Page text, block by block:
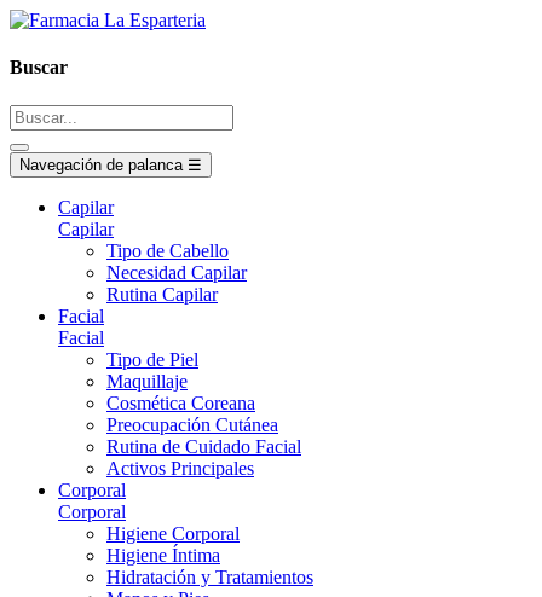
Buscar
Navegación de palanca ☰
Capilar
Capilar
Tipo de Cabello
Necesidad Capilar
Rutina Capilar
Facial
Facial
Tipo de Piel
Maquillaje
Cosmética Coreana
Preocupación Cutánea
Rutina de Cuidado Facial
Activos Principales
Corporal
Corporal
Higiene Corporal
Higiene Íntima
Hidratación y Tratamientos